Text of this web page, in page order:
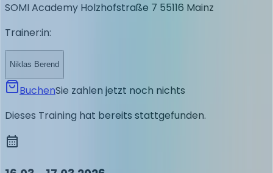
SOMI Academy Holzhofstraße 7 55116 Mainz
Trainer:in:
Niklas Berend
BuchenSie zahlen jetzt noch nichts
Dieses Training hat bereits stattgefunden.